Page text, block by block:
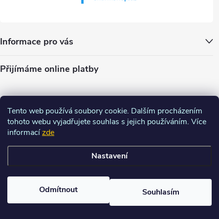
Tento web používá soubory cookie. Dalším procházením
tohoto webu vyjadřujete souhlas s jejich používáním. Více
informacízde
Nastavení
Odmítnout Souhlasím
Informace pro vás
Přijímáme online platby
nastavení cookies